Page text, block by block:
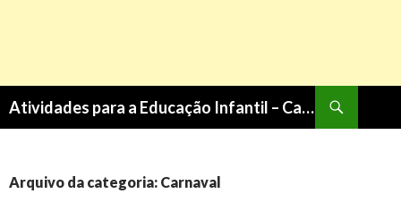
Atividades para a Educação Infantil – Cantinho do Saber
CONTEÚDO
Arquivo da categoria: Carnaval